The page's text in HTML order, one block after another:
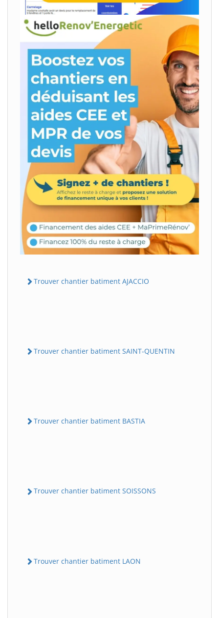
Trouver chantier batiment AJACCIO
Trouver chantier batiment SAINT-QUENTIN
Trouver chantier batiment BASTIA
Trouver chantier batiment SOISSONS
Trouver chantier batiment LAON